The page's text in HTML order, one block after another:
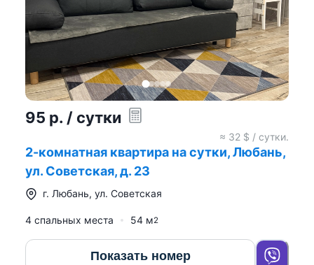
95 р. / сутки
≈ 32 $ / сутки.
2-комнатная квартира на сутки, Любань,
ул. Советская, д. 23
г. Любань, ул. Советская
4 спальных места 54 м2
Показать номер